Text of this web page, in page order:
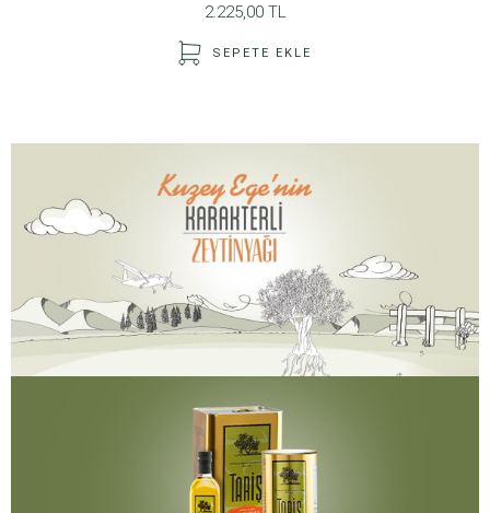
2.225,00 TL
SEPETE EKLE